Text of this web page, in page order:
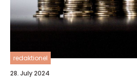
redaktionel
28. July 2024